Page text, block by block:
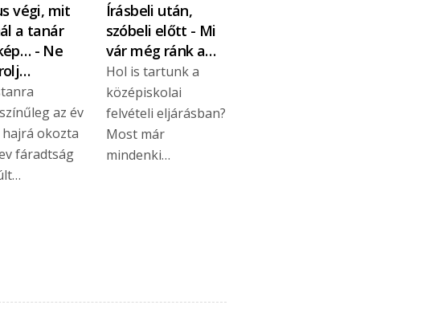
végi, mit
a tanár
- Ne
az év
okozta
fáradtság
Írásbeli után,
szóbeli előtt - Mi
vár még ránk a…
Hol is tartunk a
középiskolai
felvételi eljárásban?
Most már
mindenki…